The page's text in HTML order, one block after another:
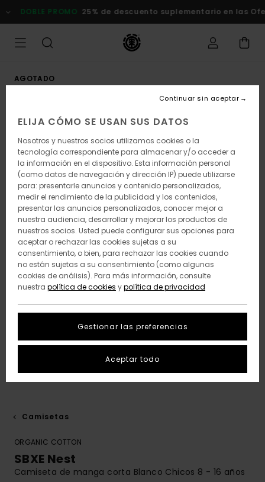
la
DOBLE PROMO 25% de descuento suplementario en las
AGOTADO
Camisetas
ORGANIC COTTON
SBXE Nest
Camiseta de manga corta Blanco Chicos 8 - 16 años
ELIJA CÓMO SE USAN SUS DATOS
Nosotros y nuestros socios utilizamos cookies o la
tecnología correspondiente para almacenar y/o acceder a
la información en el dispositivo. Esta información personal
(como datos de navegación y dirección IP) puede utilizarse
para: presentarle anuncios y contenido personalizados,
medir el rendimiento de la publicidad y los contenidos,
presentar las anuncios personalizados, conocer mejor a
nuestra audiencia, desarrollar y mejorar los productos de
nuestros socios. Usted puede configurar sus opciones para
aceptar o rechazar las cookies sujetas a su
consentimiento, o bien, para rechazar las cookies cuando
no están sujetas a su consentimiento (como algunas
cookies de análisis). Para más información, consulte
nuestra política de cookies ypolítica de privacidad
Gestionar las preferencias
Continuar sin aceptar
Aceptar todo